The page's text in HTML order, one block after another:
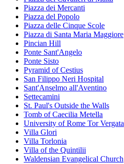
Piazza dei Mercanti
Piazza del Popolo
Piazza delle Cinque Scole
Piazza di Santa Maria Maggiore
Pincian Hill
Ponte Sant'Angelo
Ponte Sisto
Pyramid of Cestius
San Filippo Neri Hospital
Sant'Anselmo all'Aventino
Settecamini
St. Paul's Outside the Walls
Tomb of Caecilia Metella
University of Rome Tor Vergata
Villa Glori
Villa Torlonia
Villa of the Quintilii
Waldensian Evangelical Church